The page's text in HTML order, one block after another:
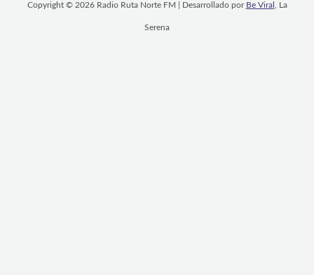
Copyright © 2026 Radio Ruta Norte FM | Desarrollado por Be Viral , La
Serena